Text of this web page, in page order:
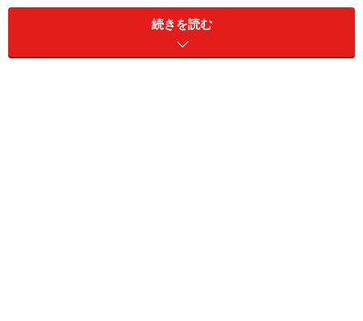
安くなりますし、御社も管理が当行だけなので楽になり
ますよ。」と言ってくる場合がありますが、安易に話に
のってはいけません。
続きを読む